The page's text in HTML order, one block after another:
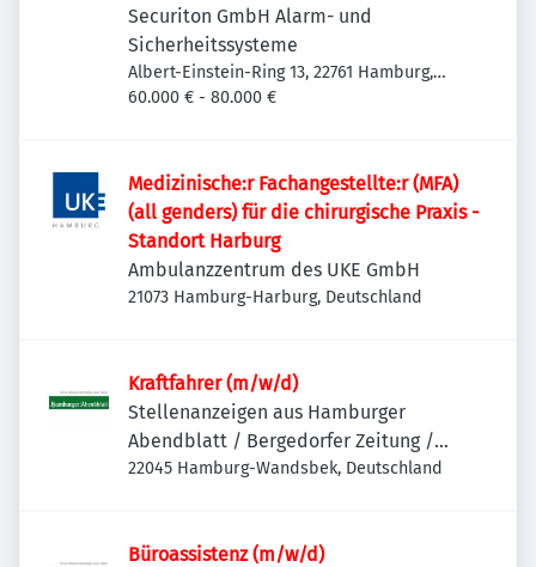
Securiton GmbH Alarm- und
Sicherheitssysteme
Albert-Einstein-Ring 13, 22761 Hamburg,
Deutschland
60.000 € - 80.000 €
Medizinische:r Fachangestellte:r (MFA)
(all genders) für die chirurgische Praxis -
Standort Harburg
Ambulanzzentrum des UKE GmbH
21073 Hamburg-Harburg, Deutschland
Kraftfahrer (m/w/d)
Stellenanzeigen aus Hamburger
Abendblatt / Bergedorfer Zeitung /
Hamburger Wochenblatt / Niendorfer
22045 Hamburg-Wandsbek, Deutschland
Büroassistenz (m/w/d)